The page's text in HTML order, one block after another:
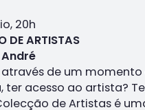
20h
DE ARTISTAS
através de um
ter acesso ao artista?
de Artistas é